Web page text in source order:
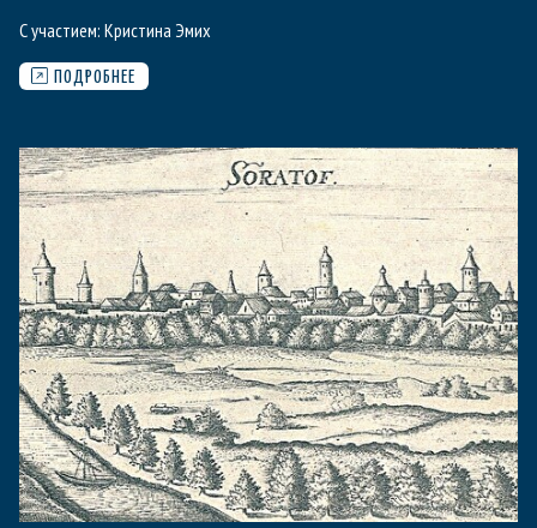
С участием: Кристина Эмих
ПОДРОБНЕЕ